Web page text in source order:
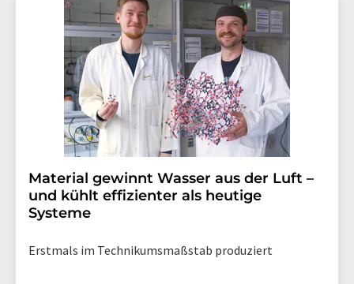
Material gewinnt Wasser aus der Luft –
und kühlt effizienter als heutige
Systeme
Erstmals im Technikumsmaßstab produziert